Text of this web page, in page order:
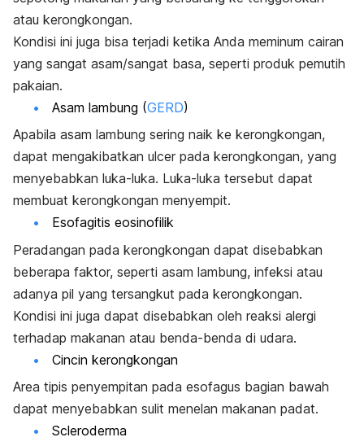
atau kerongkongan.
Kondisi ini juga bisa terjadi ketika Anda meminum cairan
yang sangat asam/sangat basa, seperti produk pemutih
pakaian.
Asam lambung (GERD)
Apabila asam lambung sering naik ke kerongkongan,
dapat mengakibatkan ulcer pada kerongkongan, yang
menyebabkan luka-luka. Luka-luka tersebut dapat
membuat kerongkongan menyempit.
Esofagitis eosinofilik
Peradangan pada kerongkongan dapat disebabkan
beberapa faktor, seperti asam lambung, infeksi atau
adanya pil yang tersangkut pada kerongkongan.
Kondisi ini juga dapat disebabkan oleh reaksi alergi
terhadap makanan atau benda-benda di udara.
Cincin kerongkongan
Area tipis penyempitan pada esofagus bagian bawah
dapat menyebabkan sulit menelan makanan padat.
Scleroderma